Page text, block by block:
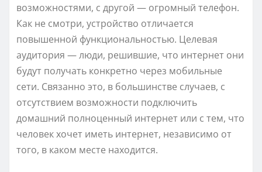
возможностями, с другой — огромный телефон.
Как не смотри, устройство отличается
повышенной функциональностью. Целевая
аудитория — люди, решившие, что интернет они
будут получать конкретно через мобильные
сети. Связанно это, в большинстве случаев, с
отсутствием возможности подключить
домашний полноценный интернет или с тем, что
человек хочет иметь интернет, независимо от
того, в каком месте находится.